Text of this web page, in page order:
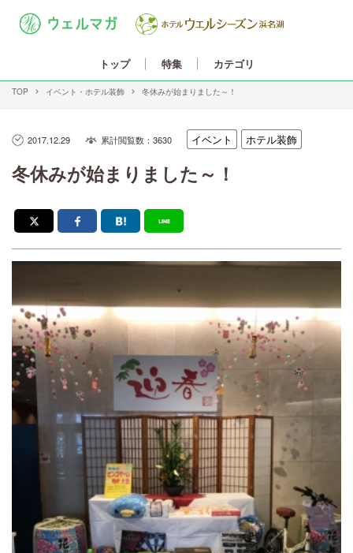
トップ 特集 カテゴリ
TOP イベント ホテル装飾 冬休みが始まりました～！
2017.12.29 累計閲覧数：3630 イベント ホテル装飾
冬休みが始まりました～！